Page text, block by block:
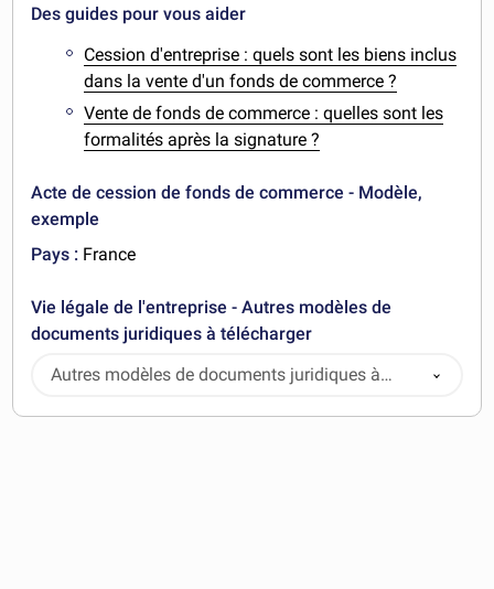
Des guides pour vous aider
Cession d'entreprise : quels sont les biens inclus
dans la vente d'un fonds de commerce ?
Vente de fonds de commerce : quelles sont les
formalités après la signature ?
Acte de cession de fonds de commerce - Modèle,
exemple
Pays : France
Vie légale de l'entreprise - Autres modèles de
documents juridiques à télécharger
Autres modèles de documents juridiques à
télécharger